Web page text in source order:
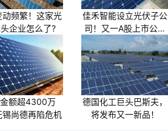
动频繁！这家光
企业怎么了?
佳禾智能设立光伏子公
司！又一A股上市公司
跨界光伏
额超4300万
锡尚德再陷危机
德国化工巨头巴斯夫，
将发布又一新品！